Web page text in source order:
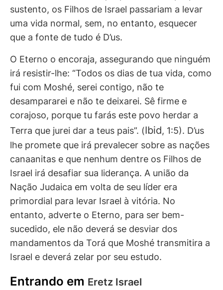
sustento, os Filhos de Israel passariam a levar
uma vida normal, sem, no entanto, esquecer
que a fonte de tudo é D’us.
O Eterno o encoraja, assegurando que ninguém
irá resistir-lhe: “Todos os dias de tua vida, como
fui com Moshé, serei contigo, não te
desampararei e não te deixarei. Sê firme e
corajoso, porque tu farás este povo herdar a
Terra que jurei dar a teus pais”. (Ibid, 1:5). D’us
lhe promete que irá prevalecer sobre as nações
canaanitas e que nenhum dentre os Filhos de
Israel irá desafiar sua liderança. A união da
Nação Judaica em volta de seu líder era
primordial para levar Israel à vitória. No
entanto, adverte o Eterno, para ser bem-
sucedido, ele não deverá se desviar dos
mandamentos da Torá que Moshé transmitira a
Israel e deverá zelar por seu estudo.
Entrando em Eretz Israel